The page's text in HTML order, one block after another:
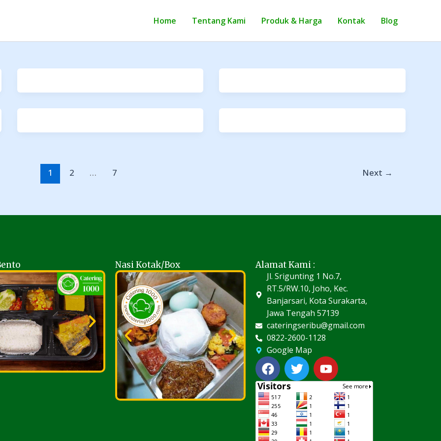
Home Tentang Kami Produk & Harga Kontak Blog
1 2 … 7 Next →
Nasi Kotak/Box
Alamat Kami :
Jl. Srigunting 1 No.7,
RT.5/RW.10, Joho, Kec.
Banjarsari, Kota Surakarta,
Jawa Tengah 57139
cateringseribu@gmail.com
0822-2600-1128
Google Map
F
a
c
e
b
o
o
T
w
i
t
t
e
r
Y
o
u